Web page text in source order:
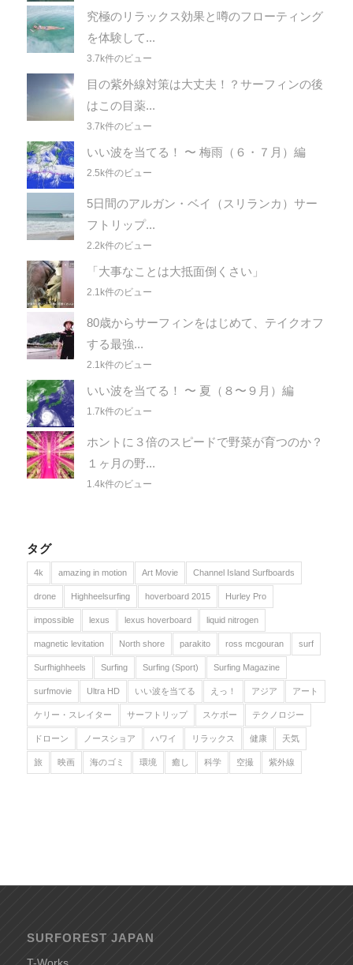
究極のリラックス効果と噂のフローティング
を体験して...
3.7k件のビュー
目の紫外線対策は大丈夫！？サーフィンの後
はこの目薬...
3.7k件のビュー
いい波を当てる！ 〜 梅雨（６・７月）編
2.5k件のビュー
5日間のアルガン・ベイ（スリランカ）サー
フトリップ...
2.2k件のビュー
「大事なことは大抵面倒くさい」
2.1k件のビュー
80歳からサーフィンをはじめて、テイクオフ
する最強...
2.1k件のビュー
いい波を当てる！ 〜 夏（８〜９月）編
1.7k件のビュー
ホントに３倍のスピードで野菜が育つのか？
１ヶ月の野...
1.4k件のビュー
タグ
4k amazing in motion Art Movie Channel Island Surfboards
drone Highheelsurfing hoverboard 2015 Hurley Pro
impossible lexus lexus hoverboard liquid nitrogen
magnetic levitation North shore parakito ross mcgouran surf
Surfhighheels Surfing Surfing (Sport) Surfing Magazine
surfmovie Ultra HD いい波を当てる えっ！ アジア アート
ケリー・スレイター サーフトリップ スケボー テクノロジー
ドローン ノースショア ハワイ リラックス 健康 天気
旅 映画 海のゴミ 環境 癒し 科学 空撮 紫外線
SURFOREST JAPAN